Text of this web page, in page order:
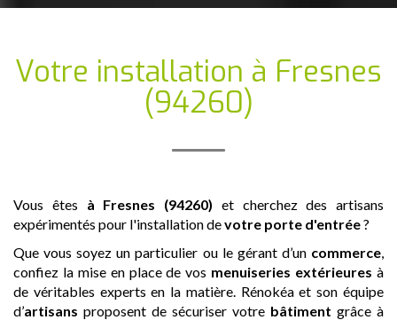
Votre installation à Fresnes
(94260)
Vous êtes à Fresnes (94260) et cherchez des artisans
expérimentés pour l'installation devotre porte d'entrée?
Que vous soyez un particulier ou le gérant d’un commerce
confiez la mise en place de vos menuiseries extérieures à
de véritables experts en la matière. Rénokéa et son équipe
d’artisans proposent de sécuriser votre bâtiment grâce à